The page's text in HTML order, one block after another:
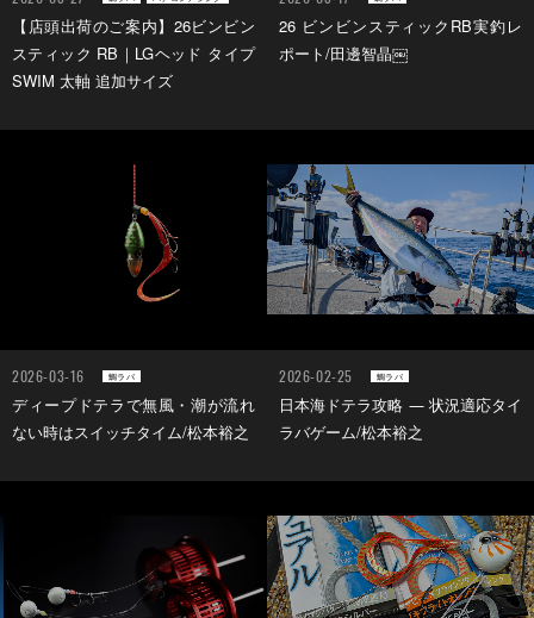
【店頭出荷のご案内】26ビンビン
スティック RB｜LGヘッド タイプ
SWIM 太軸 追加サイズ
26 ビンビンスティックRB実釣レ
ポート/田邊智晶￼
2026-03-16 鯛ラバ
ディープドテラで無風・潮が流れ
ない時はスイッチタイム/松本裕之
2026-02-25 鯛ラバ
日本海ドテラ攻略 ― 状況適応タイ
ラバゲーム/松本裕之